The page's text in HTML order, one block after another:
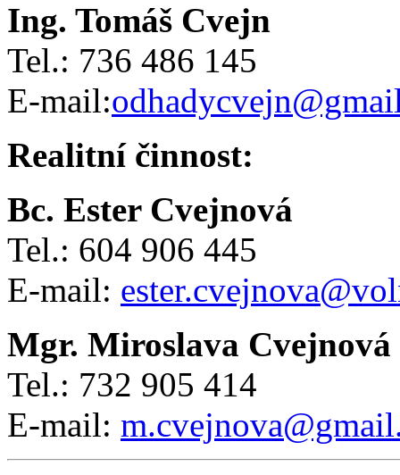
Ing. Tomáš Cvejn
Tel.: 736 486 145
E-mail:
Realitní činnost:
Bc. Ester Cvejnová
Tel.: 604 906 445
E-mail:
Mgr. Miroslava Cvejnová
Tel.: 732 905 414
E-mail: